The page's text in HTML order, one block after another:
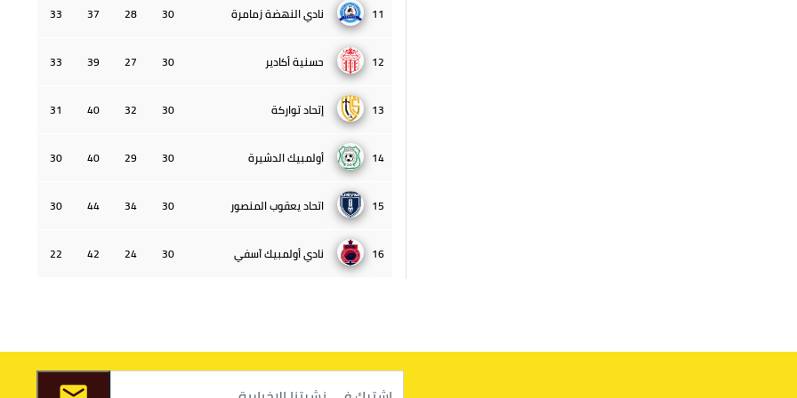
11 نادي النهضة زمامرة 30
28
37
33
12 حسنية أكادير 30
27
39
33
13 إتحاد تواركة 30
32
40
31
14 أولمبيك الدشيرة 30
29
40
30
15 اتحاد يعقوب المنصور 30
34
44
30
16 نادي أولمبيك آسفي 30
24
42
22